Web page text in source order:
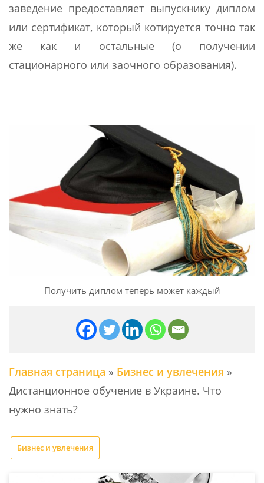
заведение предоставляет выпускнику диплом
или сертификат, который котируется точно так
же как и остальные (о получении
стационарного или заочного образования).
Получить диплом теперь может каждый
Главная страница » Бизнес и увлечения »
Дистанционное обучение в Украине. Что
нужно знать?
Бизнес и увлечения